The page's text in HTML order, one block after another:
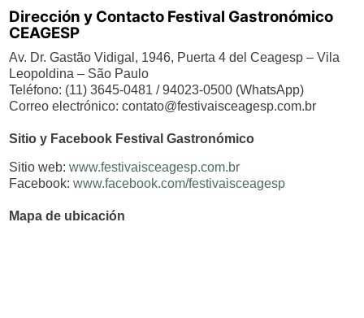
Dirección y Contacto Festival Gastronómico
CEAGESP
Av. Dr. Gastão Vidigal, 1946, Puerta 4 del Ceagesp – Vila
Leopoldina – São Paulo
Teléfono: (11) 3645-0481 / 94023-0500 (WhatsApp)
Correo electrónico:contato@festivaisceagesp.com.br
Sitio y Facebook Festival Gastronómico
Sitio web:www.festivaisceagesp.com.br
Facebook:www.facebook.com/festivaisceagesp
Mapa de ubicación